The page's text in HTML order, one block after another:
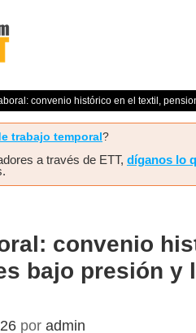
convenio histórico en el textil,
trabajo temporal ?
a través de ETT, díganos lo
convenio
bajo presión y
por admin